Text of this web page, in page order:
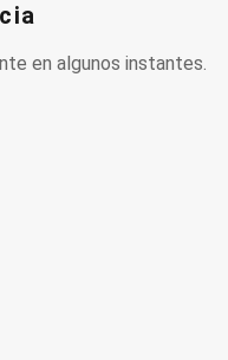
en algunos instantes.